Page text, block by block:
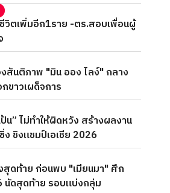
วิตเพิ่มอีก1ราย -ตร.สอบเพื่อนผู้
สันติภาพ "มิน ออง ไลง์" กลาง
ขาวเผด็จการ
” ไม่ทำให้ผิดหวัง สร้างผลงาน
ง ชิงแชมป์เอเชีย 2026
ดท้าย ก่อนพบ "เมียนมา" ศึก
นัดสุดท้าย รอบแบ่งกลุ่ม